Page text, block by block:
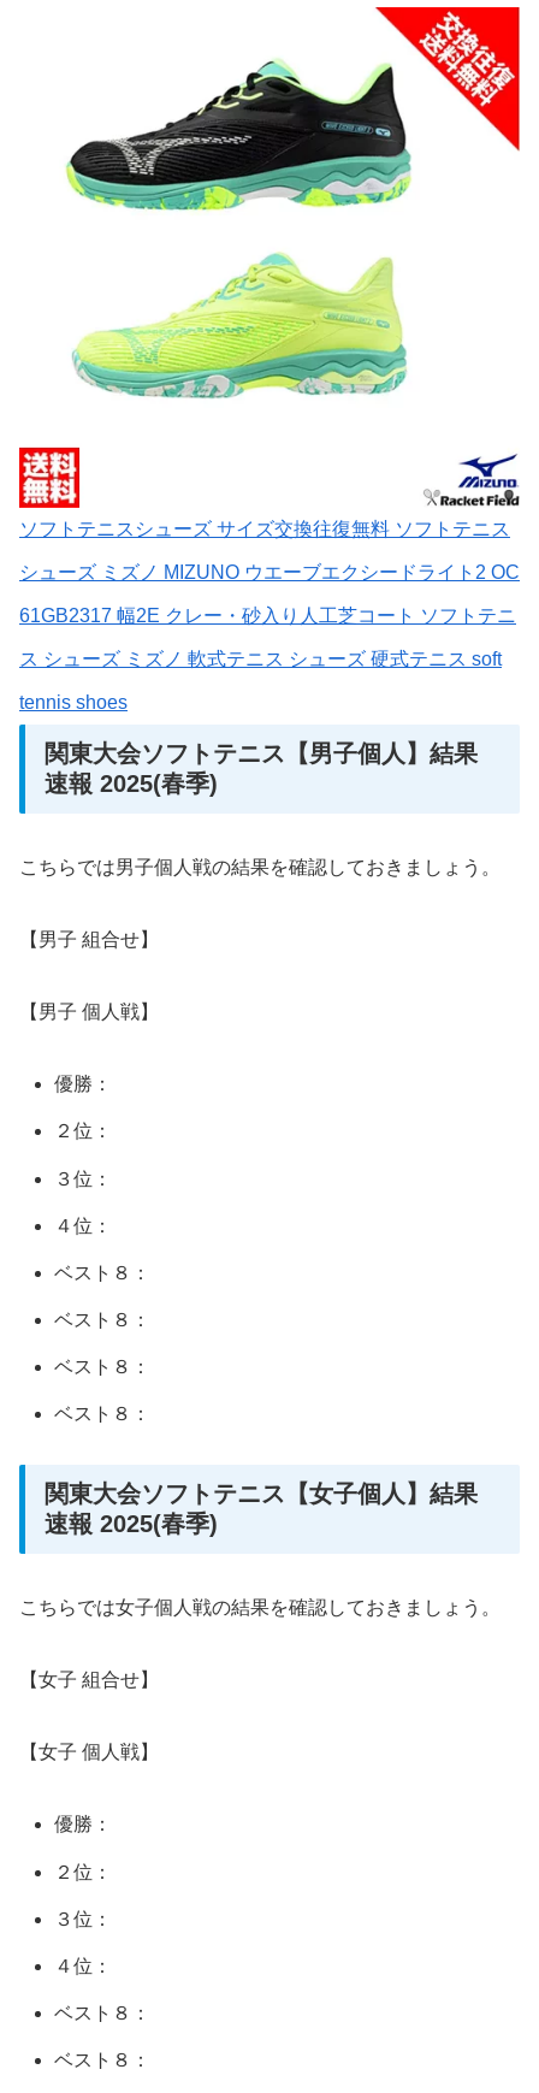
ソフトテニスシューズ サイズ交換往復無料 ソフトテニス
シューズ ミズノ MIZUNO ウエーブエクシードライト2 OC
61GB2317 幅2E クレー・砂入り人工芝コート ソフトテニ
ス シューズ ミズノ 軟式テニス シューズ 硬式テニス soft
tennis shoes
関東大会ソフトテニス【男子個人】結果
速報 2025(春季)
こちらでは男子個人戦の結果を確認しておきましょう。
【男子 組合せ】
【男子 個人戦】
優勝：
２位：
３位：
４位：
ベスト８：
ベスト８：
ベスト８：
ベスト８：
関東大会ソフトテニス【女子個人】結果
速報 2025(春季)
こちらでは女子個人戦の結果を確認しておきましょう。
【女子 組合せ】
【女子 個人戦】
優勝：
２位：
３位：
４位：
ベスト８：
ベスト８：